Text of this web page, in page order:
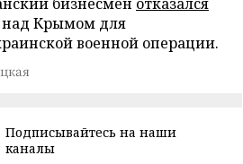
над Крымом для
военной операции.
Подписывайтесь на наши
каналы